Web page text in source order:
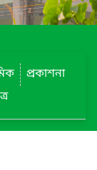
প্রকাশনা